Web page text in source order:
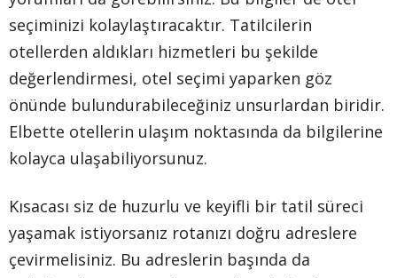
seçiminizi kolaylaştıracaktır. Tatilcilerin
otellerden aldıkları hizmetleri bu şekilde
değerlendirmesi, otel seçimi yaparken göz
önünde bulundurabileceğiniz unsurlardan biridir.
Elbette otellerin ulaşım noktasında da bilgilerine
kolayca ulaşabiliyorsunuz.
Kısacası siz de huzurlu ve keyifli bir tatil süreci
yaşamak istiyorsanız rotanızı doğru adreslere
çevirmelisiniz. Bu adreslerin başında da